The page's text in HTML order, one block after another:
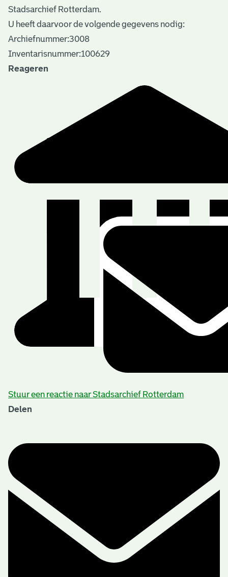
Stadsarchief Rotterdam.
U heeft daarvoor de volgende gegevens nodig:
Archiefnummer:3008
Inventarisnummer:100629
Reageren
Stuur een reactie naar Stadsarchief Rotterdam
Delen